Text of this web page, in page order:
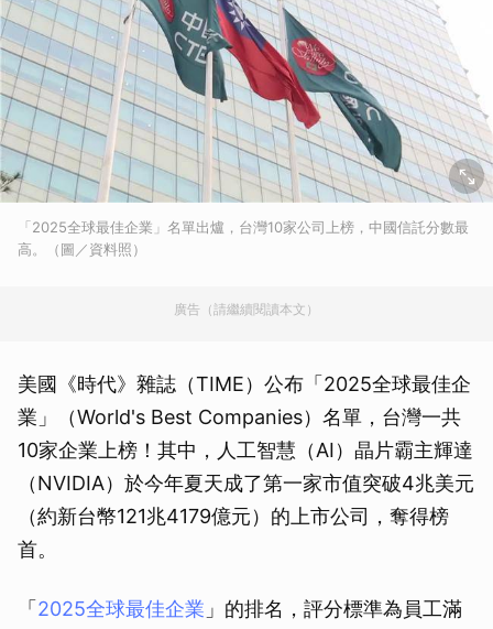
「2025全球最佳企業」名單出爐，台灣10家公司上榜，中國信託分數最
高。（圖／資料照）
廣告（請繼續閱讀本文）
美國《時代》雜誌（TIME）公布「2025全球最佳企
業」（World's Best Companies）名單，台灣一共
10家企業上榜！其中，人工智慧（AI）晶片霸主輝達
（NVIDIA）於今年夏天成了第一家市值突破4兆美元
（約新台幣121兆4179億元）的上市公司，奪得榜
首。
「 2025全球最佳企業 」的排名，評分標準為員工滿